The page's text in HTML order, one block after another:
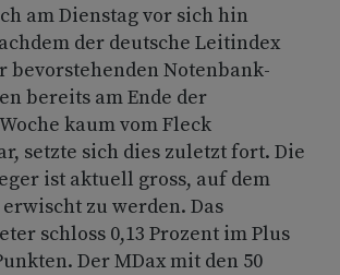
am Dienstag vor sich hin
der deutsche Leitindex
bevorstehenden Notenbank-
bereits am Ende der
kaum vom Fleck
setzte sich dies zuletzt fort. Die
ist aktuell gross, auf dem
zu werden. Das
schloss 0,13 Prozent im Plus
Der MDax mit den 50